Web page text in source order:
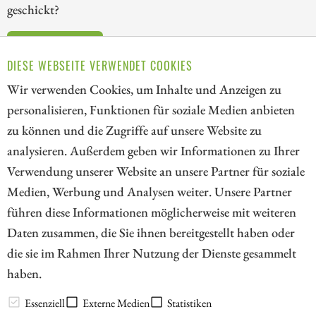
DIESE WEBSEITE VERWENDET COOKIES
Wir verwenden Cookies, um Inhalte und Anzeigen zu
personalisieren, Funktionen für soziale Medien anbieten
zu können und die Zugriffe auf unsere Website zu
analysieren. Außerdem geben wir Informationen zu Ihrer
Verwendung unserer Website an unsere Partner für soziale
Medien, Werbung und Analysen weiter. Unsere Partner
führen diese Informationen möglicherweise mit weiteren
Daten zusammen, die Sie ihnen bereitgestellt haben oder
die sie im Rahmen Ihrer Nutzung der Dienste gesammelt
haben.
Essenziell Externe Medien Statistiken
geschickt?
1
// kapitalerhoehungen.de - © 2026 - Die Informationsplattform für
Investoren und Unternehmen rund um Kapitalerhöhung, Kapitalmarkt
und Unternehmensfinanzierung
LEXIKON